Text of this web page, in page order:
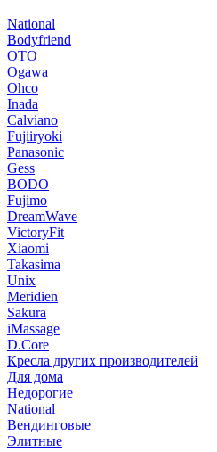
National
Bodyfriend
OTO
Ogawa
Ohco
Inada
Calviano
Fujiiryoki
Panasonic
Gess
BODO
Fujimo
DreamWave
VictoryFit
Xiaomi
Takasima
Unix
Meridien
Sakura
iMassage
D.Core
Кресла других производителей
Для дома
Недорогие
National
Вендинговые
Элитные